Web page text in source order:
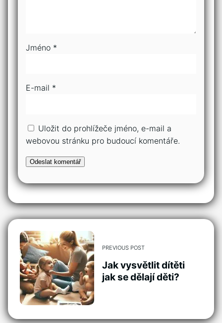
Jméno *
E-mail *
Uložit do prohlížeče jméno, e-mail a
webovou stránku pro budoucí komentáře.
PREVIOUS POST
Jak vysvětlit dítěti
jak se dělají děti?